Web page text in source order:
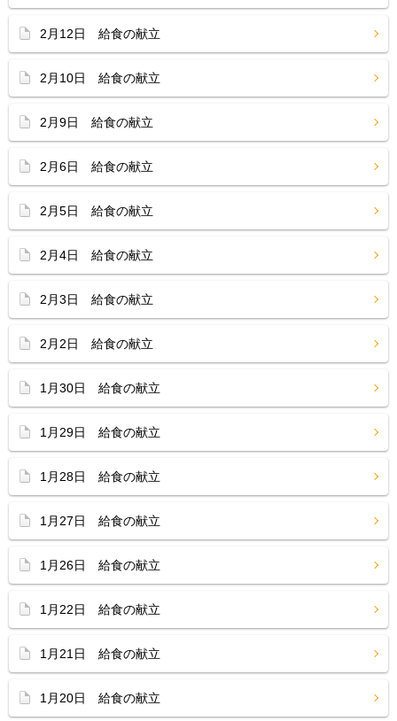
2月12日 給食の献立
2月10日 給食の献立
2月9日 給食の献立
2月6日 給食の献立
2月5日 給食の献立
2月4日 給食の献立
2月3日 給食の献立
2月2日 給食の献立
1月30日 給食の献立
1月29日 給食の献立
1月28日 給食の献立
1月27日 給食の献立
1月26日 給食の献立
1月22日 給食の献立
1月21日 給食の献立
1月20日 給食の献立